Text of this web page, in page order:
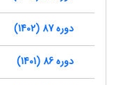
دوره 87 (1402)
دوره 86 (1401)